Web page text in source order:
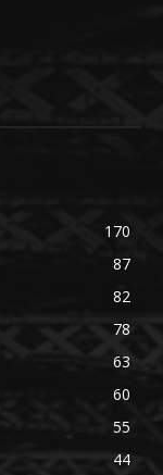
170
87
82
78
63
60
55
44